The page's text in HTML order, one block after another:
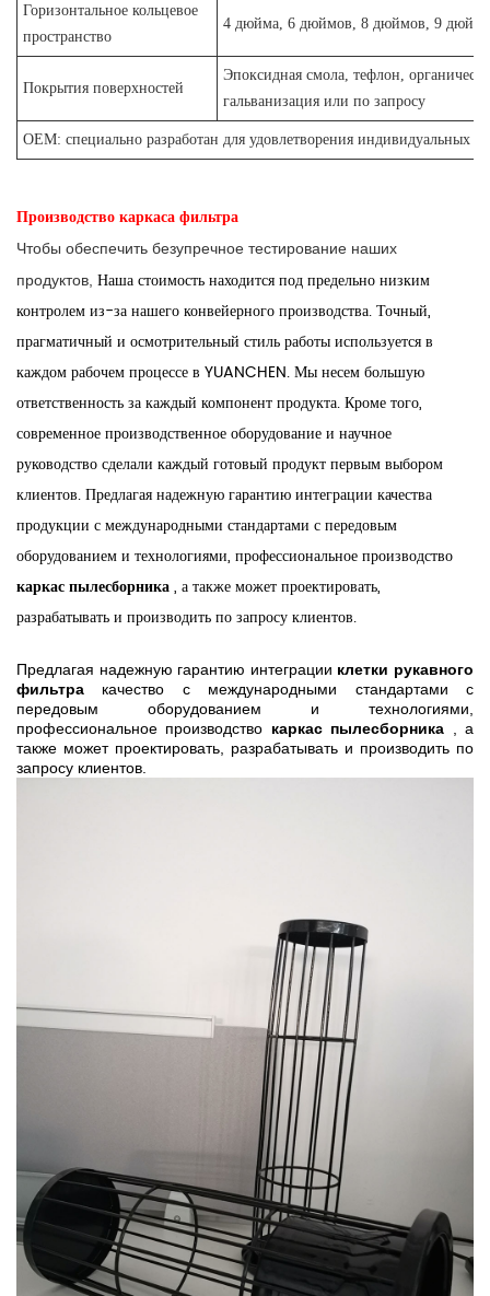
Горизонтальное кольцевое
пространство
4 дюйма, 6 дюймов, 8 дюймов, 9
Покрытия поверхностей
Эпоксидная смола, тефлон,
гальванизация или по запросу
OEM: специально разработан для удовлетворения индивидуальных
Производство каркаса фильтра
Чтобы обеспечить безупречное тестирование наших
продуктов, Наша стоимость находится под предельно низким
контролем из-за нашего конвейерного производства. Точный,
прагматичный и осмотрительный стиль работы используется в
каждом рабочем процессе в YUANCHEN. Мы несем большую
ответственность за каждый компонент продукта. Кроме того,
современное производственное оборудование и научное
руководство сделали каждый готовый продукт первым выбором
клиентов. Предлагая надежную гарантию интеграции качества
продукции с международными стандартами с передовым
оборудованием и технологиями, профессиональное производство
каркас пылесборника, а также может проектировать,
разрабатывать и производить по запросу клиентов.
Предлагая надежную гарантию интеграции клетки рукавного
фильтра качество с международными стандартами с
передовым оборудованием и технологиями,
профессиональное производство каркас пылесборника , а
также может проектировать, разрабатывать и производить по
запросу клиентов.